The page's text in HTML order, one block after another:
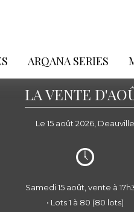
ARQANA SERIES
LA VENTE
Le 15 août 2026, Deauville
Samedi 15 août, vente à
• Lots 1 à 80 (80 lots)